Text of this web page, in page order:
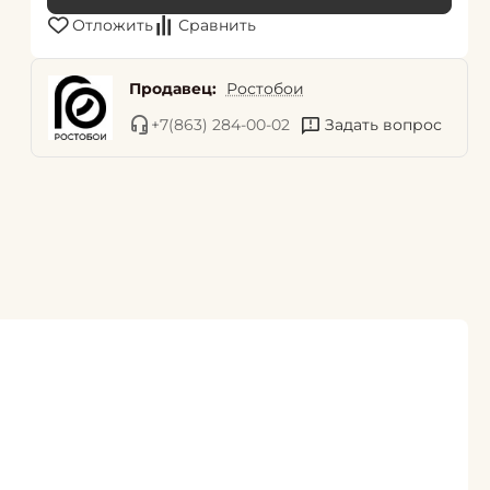
Отложить Сравнить
Продавец: Ростобои
+7(863) 284-00-02
Задать вопрос